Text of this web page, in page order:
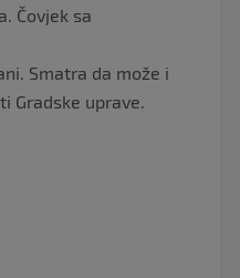
Čovjek sa
Smatra da može i
Gradske uprave.